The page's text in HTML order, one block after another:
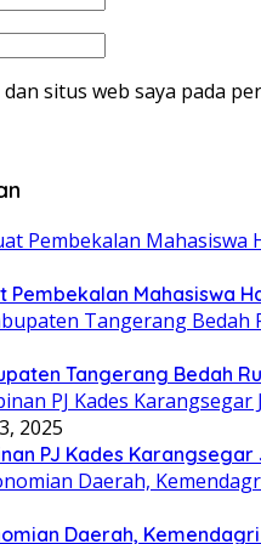
dan situs web saya pada
Pembekalan Mahasiswa
Tangerang Bedah
2025
PJ Kades Karangsegar
Daerah,